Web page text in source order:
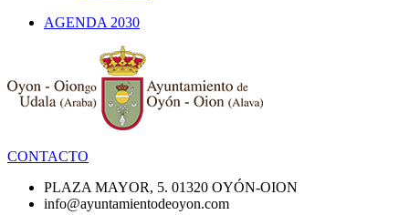
AGENDA 2030
CONTACTO
PLAZA MAYOR, 5. 01320 OYÓN-OION
info@ayuntamientodeoyon.com